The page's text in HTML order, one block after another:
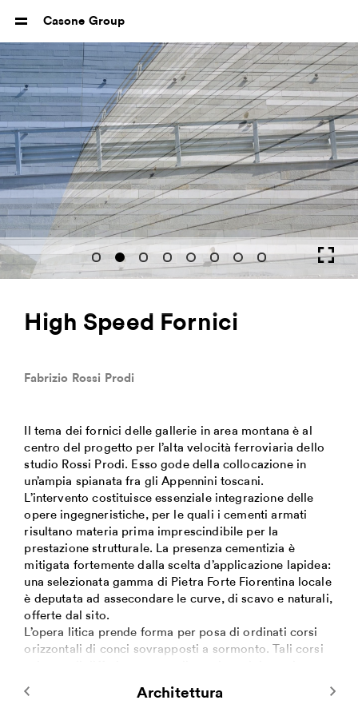
Casone Group
High Speed Fornici
Fabrizio Rossi Prodi
Il tema dei fornici delle gallerie in area montana è al
centro del progetto per l’alta velocità ferroviaria dello
studio Rossi Prodi. Esso gode della collocazione in
un’ampia spianata fra gli Appennini toscani.
L’intervento costituisce essenziale integrazione delle
opere ingegneristiche, per le quali i cementi armati
risultano materia prima imprescindibile per la
prestazione strutturale. La presenza cementizia è
mitigata fortemente dalla scelta d’applicazione lapidea:
una selezionata gamma di Pietra Forte Fiorentina locale
è deputata ad assecondare le curve, di scavo e naturali,
offerte dal sito.
L’opera litica prende forma per posa di ordinati corsi
orizzontali di conci sovrapposti a sormonto. Tali corsi
per lunghezza ora estesa teoricamente all’infinito ed
Architettura